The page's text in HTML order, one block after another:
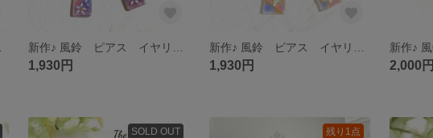
1,930円 1,930円 2,000円
SOLD OUT 残り1点